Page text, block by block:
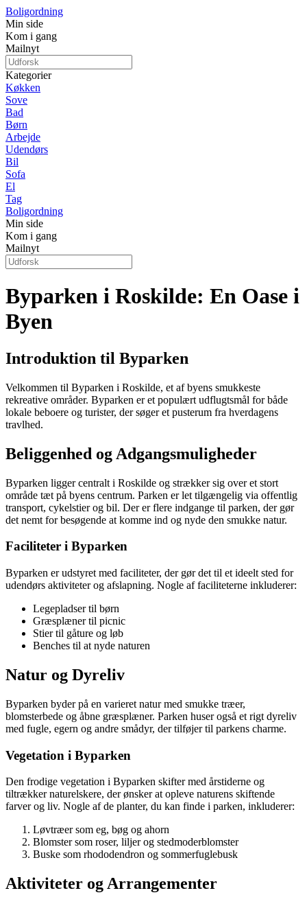
Boligordning
Min side
Kom i gang
Mailnyt
Kategorier
Køkken
Sove
Bad
Børn
Arbejde
Udendørs
Bil
Sofa
El
Tag
Boligordning
Min side
Kom i gang
Mailnyt
Byparken i Roskilde: En Oase i
Byen
Introduktion til Byparken
Velkommen til Byparken i Roskilde, et af byens smukkeste
rekreative områder. Byparken er et populært udflugtsmål for både
lokale beboere og turister, der søger et pusterum fra hverdagens
travlhed.
Beliggenhed og Adgangsmuligheder
Byparken ligger centralt i Roskilde og strækker sig over et stort
område tæt på byens centrum. Parken er let tilgængelig via offentlig
transport, cykelstier og bil. Der er flere indgange til parken, der gør
det nemt for besøgende at komme ind og nyde den smukke natur.
Faciliteter i Byparken
Byparken er udstyret med faciliteter, der gør det til et ideelt sted for
udendørs aktiviteter og afslapning. Nogle af faciliteterne inkluderer:
Legepladser til børn
Græsplæner til picnic
Stier til gåture og løb
Benches til at nyde naturen
Natur og Dyreliv
Byparken byder på en varieret natur med smukke træer,
blomsterbede og åbne græsplæner. Parken huser også et rigt dyreliv
med fugle, egern og andre smådyr, der tilføjer til parkens charme.
Vegetation i Byparken
Den frodige vegetation i Byparken skifter med årstiderne og
tiltrækker naturelskere, der ønsker at opleve naturens skiftende
farver og liv. Nogle af de planter, du kan finde i parken, inkluderer:
Løvtræer som eg, bøg og ahorn
Blomster som roser, liljer og stedmoderblomster
Buske som rhododendron og sommerfuglebusk
Aktiviteter og Arrangementer